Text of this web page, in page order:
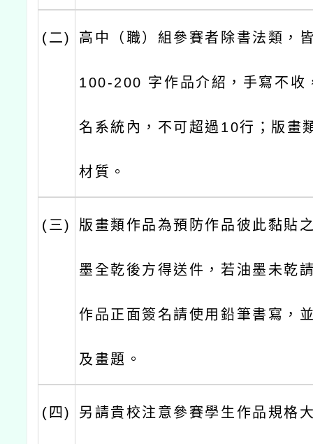
(二) 高中（職）組參賽者除書法類，
100-200 字作品介紹，手寫不收
名系統內，不可超過10行；版畫
材質。
(三) 版畫類作品為預防作品彼此黏貼
墨全乾後方得送件，若油墨未乾
作品正面簽名請使用鉛筆書寫，
及畫題。
(四) 另請貴校注意參賽學生作品規格